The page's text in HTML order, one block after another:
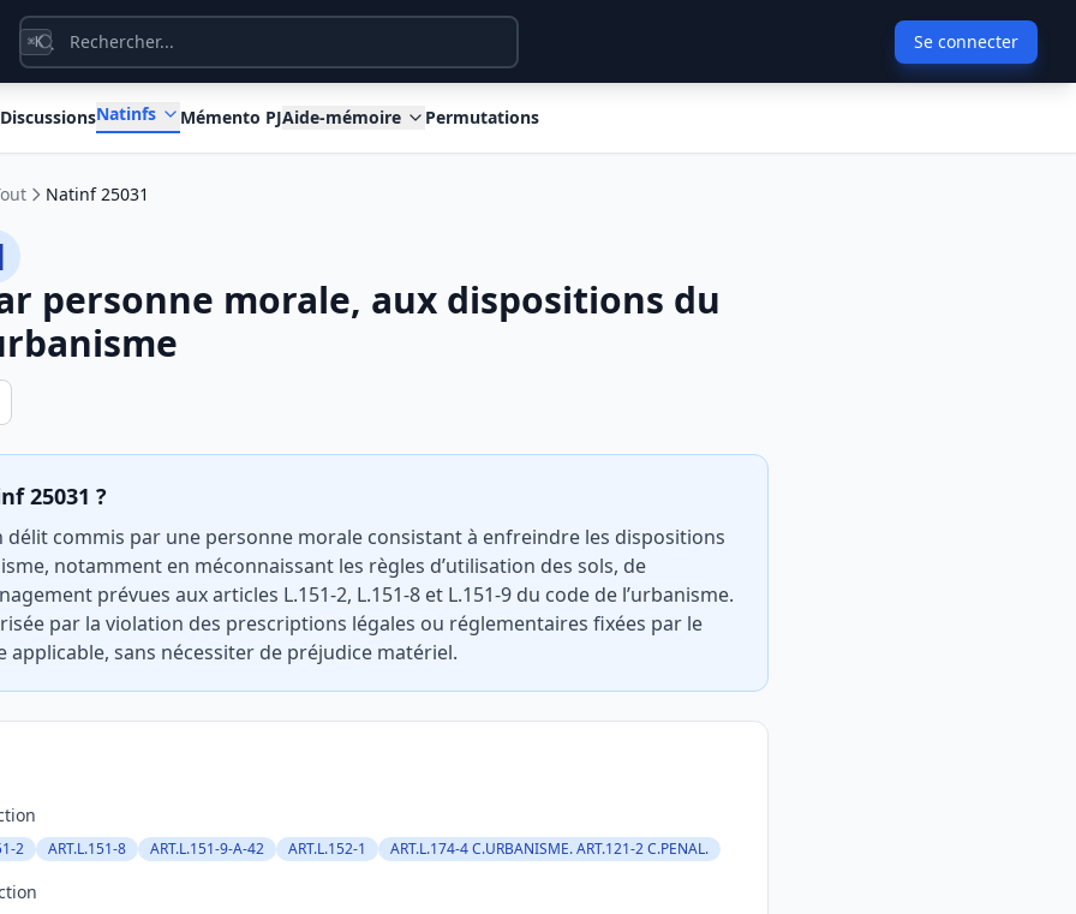
⌘K Se connecter
DiscussionsNatinfs Mémento PJAide-mémoire Permutations
Natinf 25031
personne morale, aux dispositions du
25031 ?
délit commis par une personne morale consistant à enfreindre les dispositions
notamment en méconnaissant les règles d’utilisation des sols, de
prévues aux articles L.151-2, L.151-8 et L.151-9 du code de l’urbanisme.
par la violation des prescriptions légales ou réglementaires fixées par le
applicable, sans nécessiter de préjudice matériel.
2 ART.L.151-8 ART.L.151-9-A-42 ART.L.152-1 ART.L.174-4 C.URBANISME. ART.121-2 C.PENAL.